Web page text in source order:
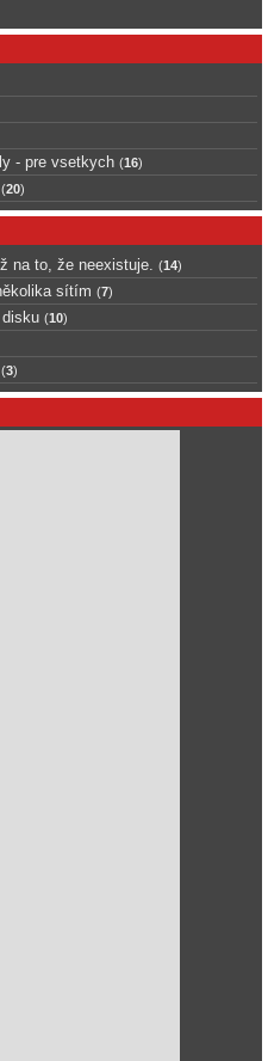
- pre vsetkych (16)
(20)
na to, že neexistuje. (14)
sítím (7)
(10)
(3)